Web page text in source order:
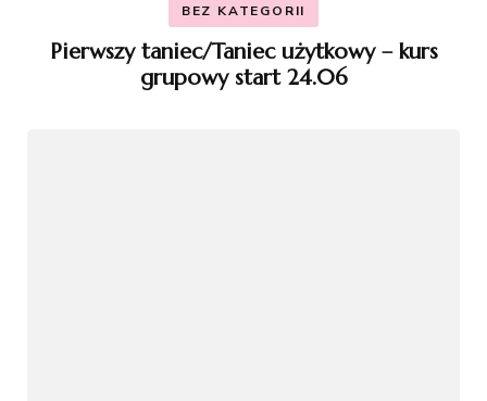
BEZ KATEGORII
Pierwszy taniec/Taniec użytkowy – kurs
grupowy start 24.06